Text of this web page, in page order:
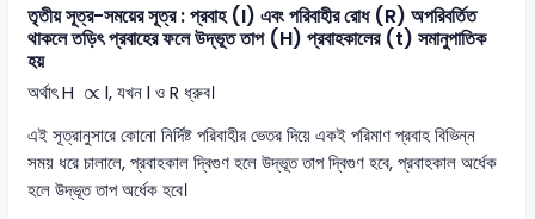
তৃতীয় সূত্র-সময়ের সূত্র : প্রবাহ (I) এবং পরিবাহীর রোধ (R) অপরিবর্তিত
থাকলে তড়িৎ প্রবাহের ফলে উদ্ভূত তাপ (H) প্রবাহকালের (t) সমানুপাতিক
হয়
অর্থাৎ H ∝
∝ l, যখন l ও R ধ্রুব।
এই সূত্রানুসারে কোনো নির্দিষ্ট পরিবাহীর ভেতর দিয়ে একই পরিমাণ প্রবাহ বিভিন্ন
সময় ধরে চালালে, প্রবাহকাল দ্বিগুণ হলে উদ্ভূত তাপ দ্বিগুণ হবে, প্রবাহকাল অর্ধেক
হলে উদ্ভূত তাপ অর্ধেক হবে।